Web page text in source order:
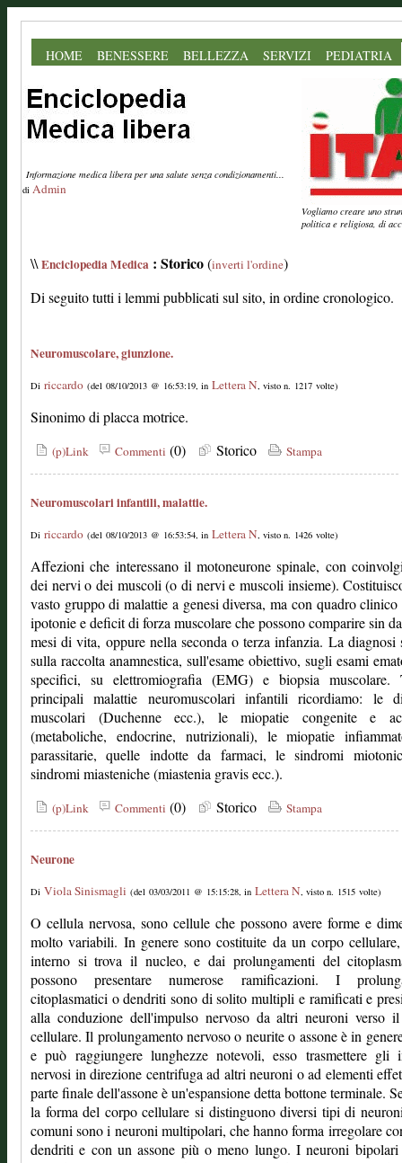
HOME BENESSERE BELLEZZA SERVIZI PEDIATRIA
Informazione medica libera per una salute senza condizionamenti...
di Admin
Vogliamo creare uno
politica e religiosa, di
\\Enciclopedia Medica : Storico(inverti l'ordine)
Di seguito tutti i lemmi pubblicati sul sito, in ordine cronologico.
Neuromuscolare, giunzione.
Di riccardo (del 08/10/2013 @ 16:53:19, in Lettera N, visto n. 1217 volte)
Sinonimo di placca motrice.
(p)Link Commenti (0) Storico Stampa
Neuromuscolari infantili, malattie.
Di riccardo (del 08/10/2013 @ 16:53:54, in Lettera N, visto n. 1426 volte)
Affezioni che interessano il motoneurone spinale, con
dei nervi o dei muscoli (o di nervi e muscoli insieme).
vasto gruppo di malattie a genesi diversa, ma con quadro
ipotonie e deficit di forza muscolare che possono comparire sin
mesi di vita, oppure nella seconda o terza infanzia. La diagnosi
sulla raccolta anamnestica, sull'esame obiettivo, sugli esami
specifici, su elettromiografia (EMG) e biopsia muscolare.
principali malattie neuromuscolari infantili ricordiamo: le
muscolari (Duchenne ecc.), le miopatie congenite e
(metaboliche, endocrine, nutrizionali), le miopatie
parassitarie, quelle indotte da farmaci, le sindromi
sindromi miasteniche (miastenia gravis ecc.).
(p)Link Commenti (0) Storico Stampa
Neurone
Di Viola Sinismagli (del 03/03/2011 @ 15:15:28, in Lettera N, visto n. 1515 volte)
O cellula nervosa, sono cellule che possono avere forme e
molto variabili. In genere sono costituite da un corpo
interno si trova il nucleo, e dai prolungamenti del
possono presentare numerose ramificazioni. I
citoplasmatici o dendriti sono di solito multipli e ramificati e
alla conduzione dell'impulso nervoso da altri neuroni verso
cellulare. Il prolungamento nervoso o neurite o assone è in
e può raggiungere lunghezze notevoli, esso trasmettere gli
nervosi in direzione centrifuga ad altri neuroni o ad elementi
parte finale dell'assone è un'espansione detta bottone terminale.
la forma del corpo cellulare si distinguono diversi tipi di
comuni sono i neuroni multipolari, che hanno forma irregolare
dendriti e con un assone più o meno lungo. I neuroni bipolari